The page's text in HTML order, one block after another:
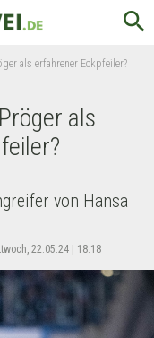
search
als erfahrener Eckpfeiler?
als
von Hansa
22.05.24 | 18:18